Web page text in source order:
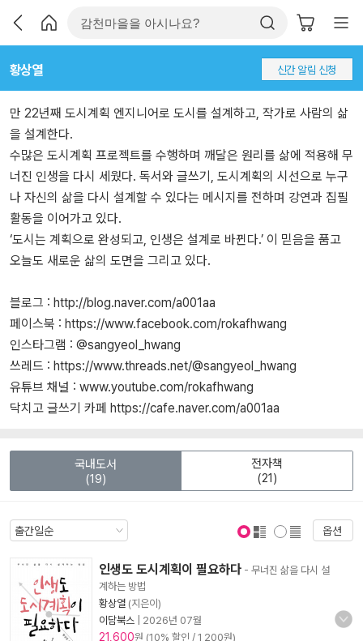
황상열 신간 알림 신청
만 22년째 도시계획 엔지니어로 도시를 설계하고, 작가로 사람의 삶
을 설계한다.
수많은 도시계획 프로젝트를 수행하며 깨달은 원리를 삶에 적용해 무
너진 인생을 다시 세웠다. 독서와 글쓰기, 도시계획의 시선으로 누구
나 자신의 삶을 다시 설계할 수 있다는 메시지를 전하며 강연과 집필
활동을 이어가고 있다.
‘도시는 계획으로 완성되고, 인생은 설계로 바뀐다.’ 이 믿음을 품고
오늘도 새로운 삶의 도면을 그리고 있다.
블로그 : http://blog.naver.com/a001aa
페이스북 : https://www.facebook.com/rokafhwang
인스타그램 : @sangyeol_hwang
쓰레드 : https://www.threads.net/@sangyeol_hwang
유튜브 채널 : www.youtube.com/rokafhwang
닥치고 글쓰기 카페 https://cafe.naver.com/a001aa
국내도서
(19)
전자책
(21)
옵션
인생도 도시계획이 필요하다 - 무너진 삶을 다시 설
계하는 방법
황상열 (지은이)
이담북스
2026년 07월
21,600원 (10% 할인 / 1,200원)